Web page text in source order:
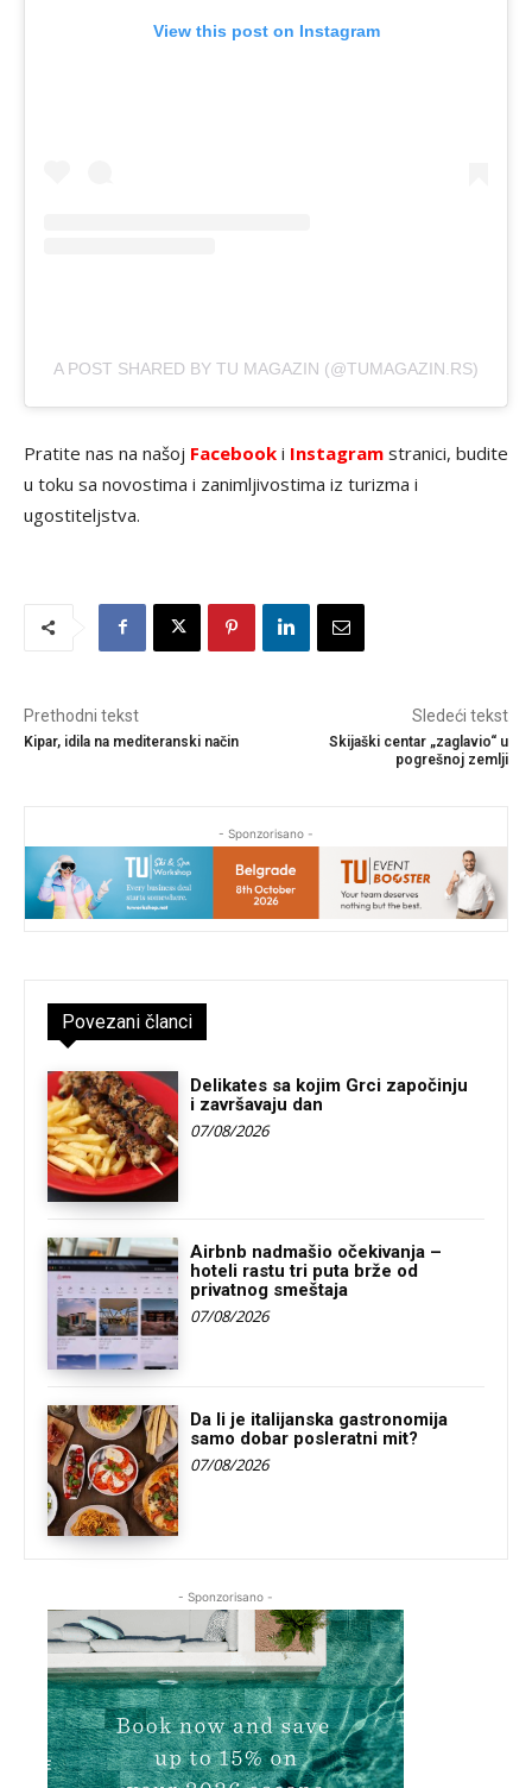
View this post on Instagram
A POST SHARED BY TU MAGAZIN (@TUMAGAZIN.RS)
Pratite nas na našoj Facebook i Instagram stranici, budite
u toku sa novostima i zanimljivostima iz turizma i
ugostiteljstva.
Prethodni tekst
Kipar, idila na mediteranski način
Sledeći tekst
Skijaški centar „zaglavio“ u
pogrešnoj zemlji
- Sponzorisano -
Povezani članci
Delikates sa kojim Grci započinju
i završavaju dan
07/08/2026
Airbnb nadmašio očekivanja –
hoteli rastu tri puta brže od
privatnog smeštaja
07/08/2026
Da li je italijanska gastronomija
samo dobar posleratni mit?
07/08/2026
- Sponzorisano -